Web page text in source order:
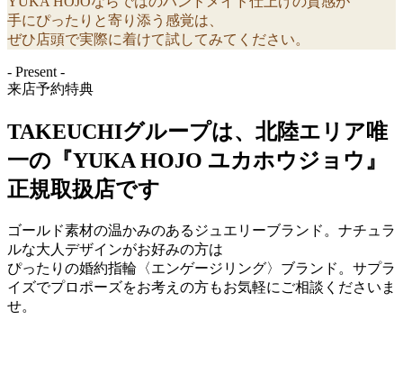
手にぴったりと寄り添う感覚は、
ぜひ店頭で実際に着けて試してみてください。
- Present -
来店予約特典
TAKEUCHIグループは、北陸エリア唯
一の『YUKA HOJO ユカホウジョウ』
正規取扱店です
ゴールド素材の温かみのあるジュエリーブランド。ナチュラ
ルな大人デザインがお好みの方は
ぴったりの婚約指輪〈エンゲージリング〉ブランド。サプラ
イズでプロポーズをお考えの方もお気軽にご相談くださいま
せ。